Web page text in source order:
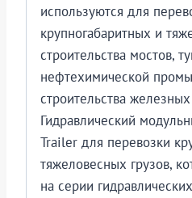
используются для
крупногабаритных и
строительства мостов,
нефтехимической
строительства
Гидравлический
Trailer для перевозки
тяжеловесных грузов,
на серии